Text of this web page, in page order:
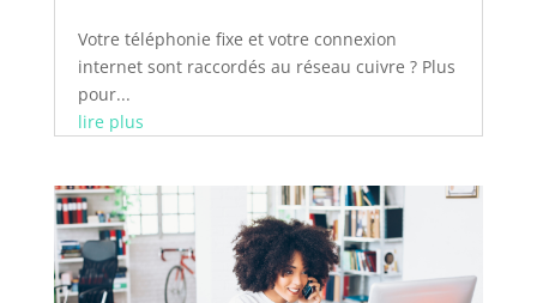
Votre téléphonie fixe et votre connexion
internet sont raccordés au réseau cuivre ? Plus
pour...
lire plus